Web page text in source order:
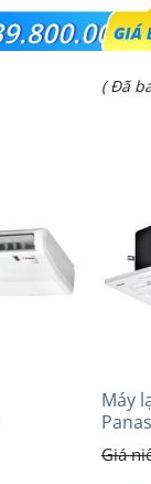
Giá
gốc
là:
Giá
₫
( Đã
cấp
Máy